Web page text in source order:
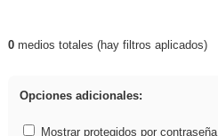
Resultados de: plancha
0medios totales (hay filtros aplicados)
Opciones adicionales:
Mostrar protegidos por contraseña